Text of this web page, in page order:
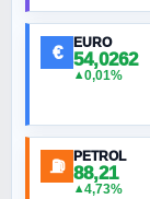
€ EURO
54,0262
▲0,01%
⛽ PETROL
88,21
▲4,73%